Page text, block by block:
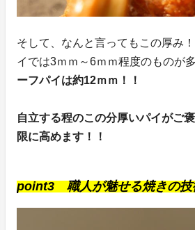
そして、なんと言ってもこの厚み
イでは3ｍｍ～6ｍｍ程度のものが
ーフパイは約12ｍｍ！！
自立する程のこの分厚いパイがご
限に高めます！！
point3 職人が魅せる焼きの技